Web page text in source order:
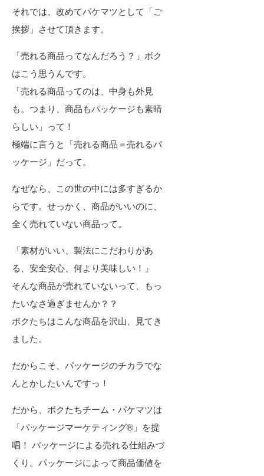
それでは、改めてパケマツとして「ご
挨拶」させて頂きます。
「売れる商品ってなんだろう？」ボク
はこう思うんです。
「売れる商品ってのは、中身も外見
も。つまり、商品もパッケージも素晴
らしい」って！
極端に言うと「売れる商品＝売れるパ
ッケージ」だって。
なぜなら、この世の中には多すぎるか
らです。せっかく、商品がいいのに、
全く売れていない商品って。
「素材がいい、製法にこだわりがあ
る、安全安心、何より美味しい！」
そんな商品が売れていないって、もっ
たいなさ過ぎませんか？？
ボクたちはこんな商品を沢山、見てき
ました。
だからこそ、パッケージのチカラでな
んとかしたいんですっ！
だから、ボクたちチーム・パケマツは
「パッケージマーケティング®」を提
唱！ パッケージによる売れる仕組みづ
くり。パッケージによって商品価値を